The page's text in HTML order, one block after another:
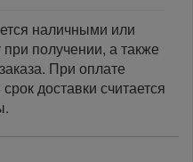
наличными или
при получении, а также
При оплате
доставки считается